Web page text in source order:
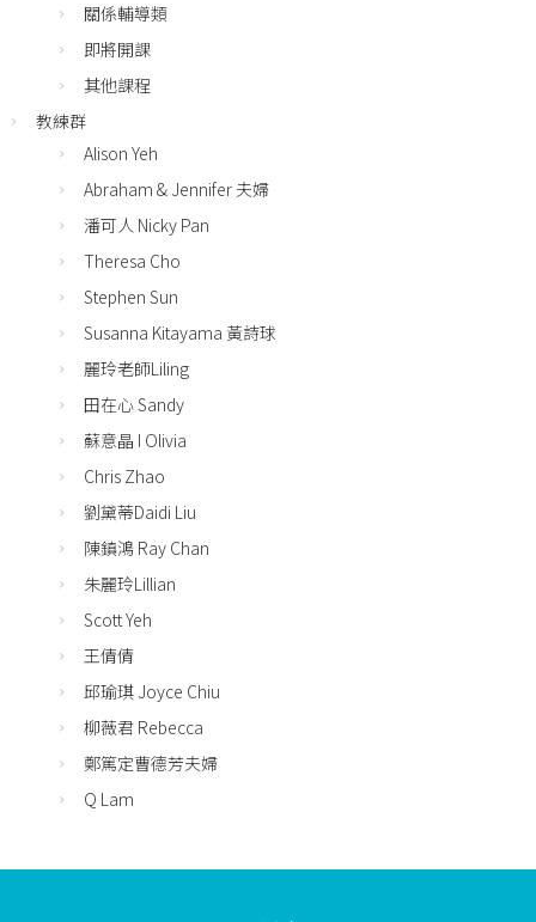
關係輔導類
即將開課
其他課程
教練群
Alison Yeh
Abraham & Jennifer 夫婦
潘可人 Nicky Pan
Theresa Cho
Stephen Sun
Susanna Kitayama 黃詩球
麗玲老師Liling
田在心 Sandy
蘇意晶 I Olivia
Chris Zhao
劉黛蒂Daidi Liu
陳鎮鴻 Ray Chan
朱麗玲Lillian
Scott Yeh
王倩倩
邱瑜琪 Joyce Chiu
柳薇君 Rebecca
鄭篤定曹德芳夫婦
Q Lam